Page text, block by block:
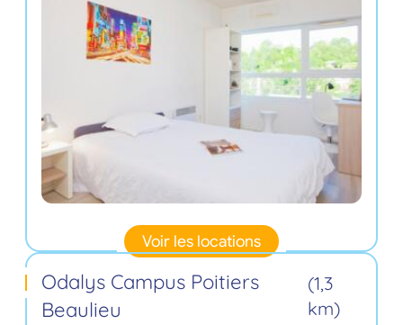
Voir les locations
Odalys Campus Poitiers
Beaulieu
(1,3
km)